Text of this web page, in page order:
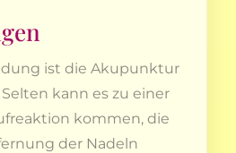
ist die Akupunktur
kann es zu einer
kommen, die
der Nadeln